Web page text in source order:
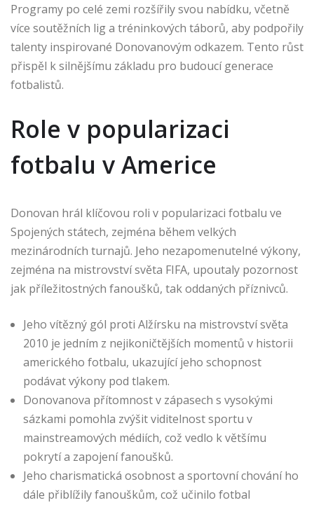
Programy po celé zemi rozšířily svou nabídku, včetně
více soutěžních lig a tréninkových táborů, aby podpořily
talenty inspirované Donovanovým odkazem. Tento růst
přispěl k silnějšímu základu pro budoucí generace
fotbalistů.
Role v popularizaci
fotbalu v Americe
Donovan hrál klíčovou roli v popularizaci fotbalu ve
Spojených státech, zejména během velkých
mezinárodních turnajů. Jeho nezapomenutelné výkony,
zejména na mistrovství světa FIFA, upoutaly pozornost
jak příležitostných fanoušků, tak oddaných příznivců.
Jeho vítězný gól proti Alžírsku na mistrovství světa
2010 je jedním z nejikoničtějších momentů v historii
amerického fotbalu, ukazující jeho schopnost
podávat výkony pod tlakem.
Donovanova přítomnost v zápasech s vysokými
sázkami pomohla zvýšit viditelnost sportu v
mainstreamových médiích, což vedlo k většímu
pokrytí a zapojení fanoušků.
Jeho charismatická osobnost a sportovní chování ho
dále přiblížily fanouškům, což učinilo fotbal